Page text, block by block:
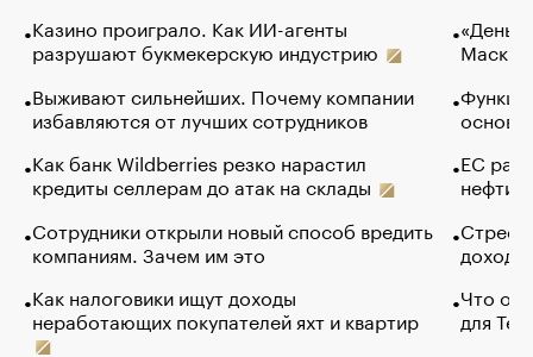
Казино проиграло. Как ИИ-агенты
разрушают букмекерскую индустрию
Выживают сильнейших. Почему компании
избавляются от лучших сотрудников
Как банк Wildberries резко нарастил
кредиты селлерам до атак на склады
Сотрудники открыли новый способ вредить
компаниям. Зачем им это
Как налоговики ищут доходы
неработающих покупателей яхт и квартир
Маск в
основ
ЕС
нефти
Что
для